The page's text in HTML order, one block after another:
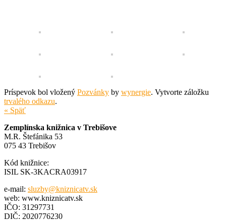
Príspevok bol vložený Pozvánky by wynergie. Vytvorte záložku
trvalého odkazu.
« Späť
Zemplínska knižnica v Trebišove
M.R. Štefánika 53
075 43 Trebišov
Kód knižnice:
ISIL SK-3KACRA03917
e-mail: sluzby@kniznicatv.sk
web: www.kniznicatv.sk
IČO: 31297731
DIČ: 2020776230